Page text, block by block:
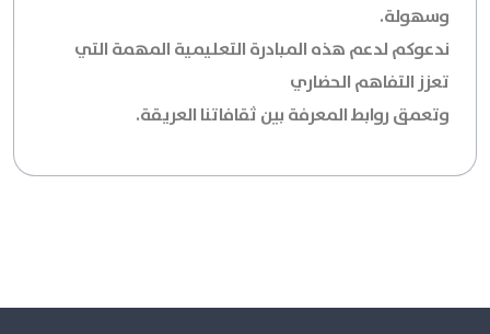
وسهولة.
ندعوكم لدعم هذه المبادرة التعليمية المهمة التي
تعزز التفاهم الحضاري
وتعمق روابط المعرفة بين ثقافاتنا العريقة.